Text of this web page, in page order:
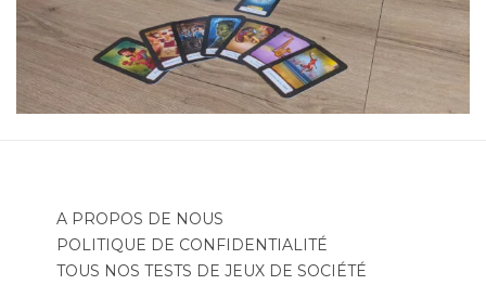
A PROPOS DE NOUS
POLITIQUE DE CONFIDENTIALITÉ
TOUS NOS TESTS DE JEUX DE SOCIÉTÉ